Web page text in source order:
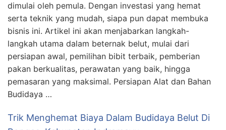
dimulai oleh pemula. Dengan investasi yang hemat
serta teknik yang mudah, siapa pun dapat membuka
bisnis ini. Artikel ini akan menjabarkan langkah-
langkah utama dalam beternak belut, mulai dari
persiapan awal, pemilihan bibit terbaik, pemberian
pakan berkualitas, perawatan yang baik, hingga
pemasaran yang maksimal. Persiapan Alat dan Bahan
Budidaya …
Trik Menghemat Biaya Dalam Budidaya Belut Di